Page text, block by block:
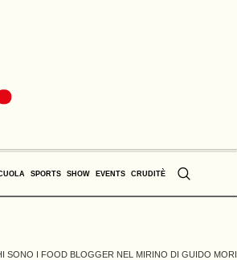
SPORTS SHOW EVENTS CRUDITÈ
SONO I FOOD BLOGGER NEL MIRINO DI GUIDO MORI